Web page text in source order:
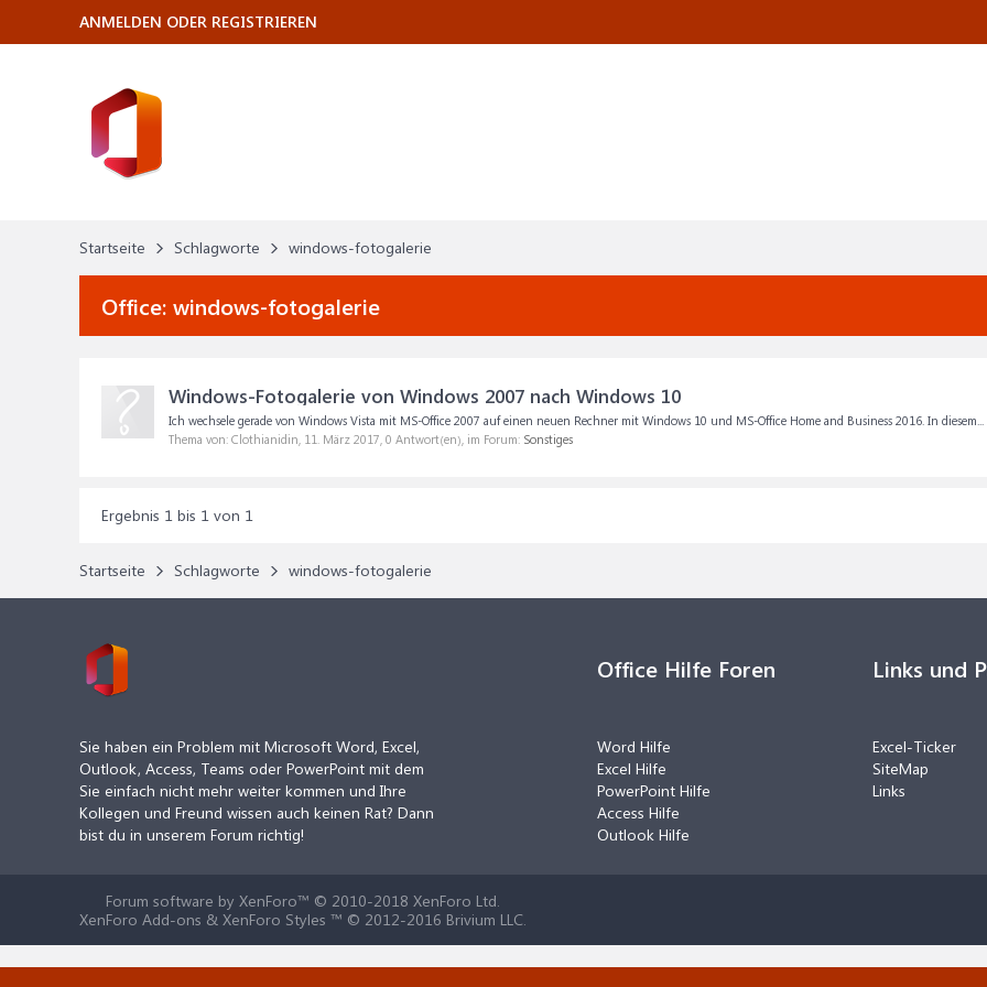
Startseite Schlagworte windows-fotogalerie
Office: windows-fotogalerie
Windows-Fotogalerie von Windows 2007 nach Windows 10
Ich wechsele gerade von Windows Vista mit MS-Office 2007 auf einen neuen Rechner mit Windows 10 und MS-Office Home and Business 2016. In diesem...
Thema von: Clothianidin, 11. März 2017, 0 Antwort(en), im Forum: Sonstiges
Ergebnis 1 bis 1 von 1
Startseite Schlagworte windows-fotogalerie
ANMELDEN ODER REGISTRIEREN
Sie haben ein Problem mit Microsoft Word, Excel,
Outlook, Access, Teams oder PowerPoint mit dem
Sie einfach nicht mehr weiter kommen und Ihre
Kollegen und Freund wissen auch keinen Rat? Dann
bist du in unserem Forum richtig!
Office Hilfe Foren
Word Hilfe
Excel Hilfe
PowerPoint Hilfe
Access Hilfe
Outlook Hilfe
Links und
Excel-Ticker
SiteMap
Links
Forum software by XenForo™ © 2010-2018 XenForo Ltd.
XenForo Add-ons & XenForo Styles ™ © 2012-2016 Brivium LLC.